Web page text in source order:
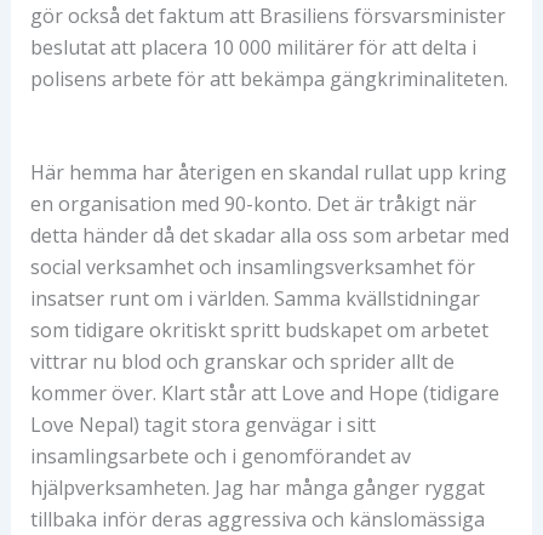
gör också det faktum att Brasiliens försvarsminister
beslutat att placera 10 000 militärer för att delta i
polisens arbete för att bekämpa gängkriminaliteten.
Här hemma har återigen en skandal rullat upp kring
en organisation med 90-konto. Det är tråkigt när
detta händer då det skadar alla oss som arbetar med
social verksamhet och insamlingsverksamhet för
insatser runt om i världen. Samma kvällstidningar
som tidigare okritiskt spritt budskapet om arbetet
vittrar nu blod och granskar och sprider allt de
kommer över. Klart står att Love and Hope (tidigare
Love Nepal) tagit stora genvägar i sitt
insamlingsarbete och i genomförandet av
hjälpverksamheten. Jag har många gånger ryggat
tillbaka inför deras aggressiva och känslomässiga